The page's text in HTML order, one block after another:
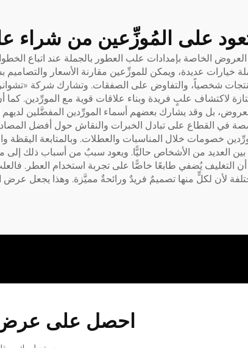
تعود على المُوزِّعين من شراء
الخاصة بإمدادات علب العطور بالجملة عند اتباع
خيارات عديدة، ويمكن للموزِّعين مقارنة الأسعار والتصاميم
لاكتشاف علبٍ فريدة وبناء علاقات قوية مع المورِّدين. كما
بل وقد يشارك بعضهم أسماء المورِّدين المفضَّلين لديهم
في القطاع على تبادل الخبرات والنقاش حول أفضل
خصومات خلال المناسبات والعطلات. وبالمتابعة
العديد من الأشخاص حاليًّا. ويعود سببٌ من أسباب ذلك إلى
يُضفي طابعًا خاصًّا على تجربة استخدام العطر. فالعلب
لأن لكلٍّ منها تصميمٌ فريدٌ ورائحةٌ مميَّزة. وهذا يجعل عرض
احصل على